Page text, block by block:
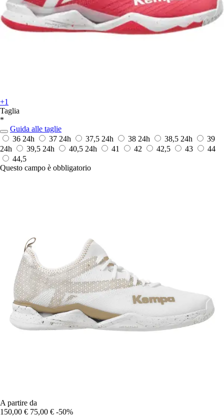
+1
Taglia
*
Guida alle taglie
36 24h 37 24h 37,5 24h 38 24h 38,5 24h
39
24h
39,5 24h 40,5 24h 41 42 42,5 43
44
44,5
Questo campo è obbligatorio
A partire da
150,00 € 75,00 € -50%